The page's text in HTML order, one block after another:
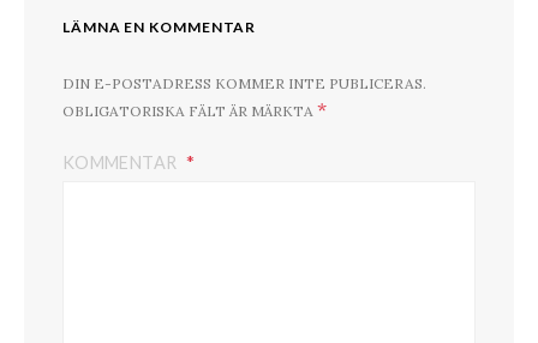
LÄMNA EN KOMMENTAR
DIN E-POSTADRESS KOMMER INTE PUBLICERAS.
OBLIGATORISKA FÄLT ÄR MÄRKTA *
KOMMENTAR